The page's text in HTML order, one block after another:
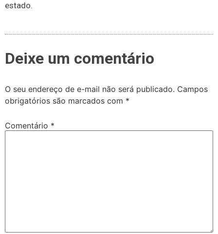
estado.
Deixe um comentário
O seu endereço de e-mail não será publicado. Campos
obrigatórios são marcados com *
Comentário *